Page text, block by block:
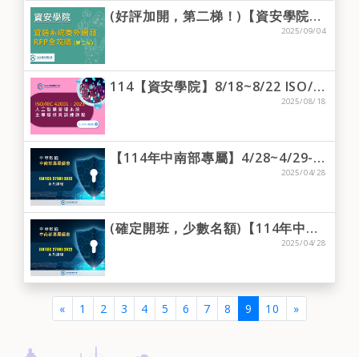
(好評加開，第二梯！)【資安學院】9/4 資通系統委外開發RFP全攻略 ―SSDLC及安全程式設計
2025/09/04
114【資安學院】8/18~8/22 ISO/IEC 42001：2023 人工智慧管理系統 主導稽核員訓練課程
2025/08/18
【114年中南部專屬】4/28~4/29-高雄場-ISO/IEC 27001:2022 主導稽核員「轉版」訓練課程（二日）
2025/04/28
(確定開班，少數名額)【114年中南部專屬】4/28 ~ 4/30 & 5/8 ~ 5/9-台中場-ISO/IEC 27001:2022 主導稽核員訓練課程（五日）
2025/04/28
« 1 2 3 4 5 6 7 8 9 (current)
10 »